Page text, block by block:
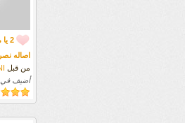
2 يا مجنون
اصاله
من قبل
أضيف في